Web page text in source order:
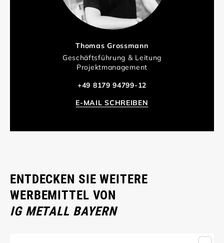
Thomas Grossmann
Geschäftsführung & Leitung
Projektmanagement
+49 8179 94799-12
E-MAIL SCHREIBEN
ENTDECKEN SIE WEITERE
WERBEMITTEL VON
IG METALL BAYERN